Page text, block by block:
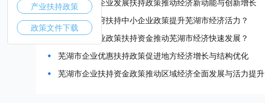
芜湖市中小企业发展扶持政策推动经济新动能与创新增长
如何利用政府扶持中小企业政策提升芜湖市经济活力？
如何通过企业政策扶持资金推动芜湖市经济快速发展？
芜湖市企业优惠扶持政策促进地方经济增长与结构优化
芜湖市企业扶持资金政策推动区域经济全面发展与活力提升
产业扶持政策
政策文件下载